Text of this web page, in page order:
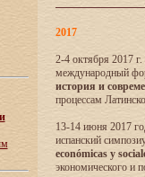
2017
2-4 октября 2017
международный
история и
процессам
13-14 июня 2017
испанский
económicas y
экономического и